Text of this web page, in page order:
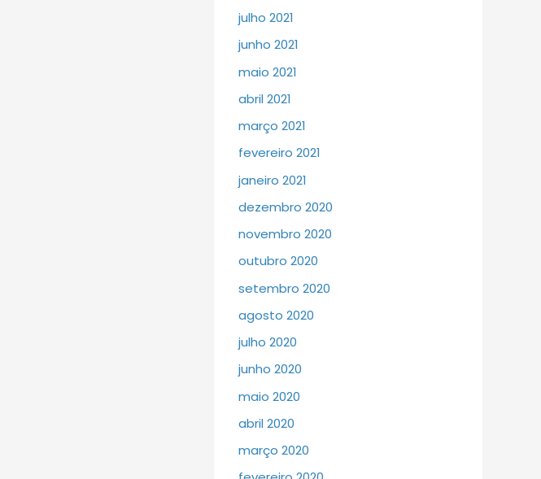
julho 2021
junho 2021
maio 2021
abril 2021
março 2021
fevereiro 2021
janeiro 2021
dezembro 2020
novembro 2020
outubro 2020
setembro 2020
agosto 2020
julho 2020
junho 2020
maio 2020
abril 2020
março 2020